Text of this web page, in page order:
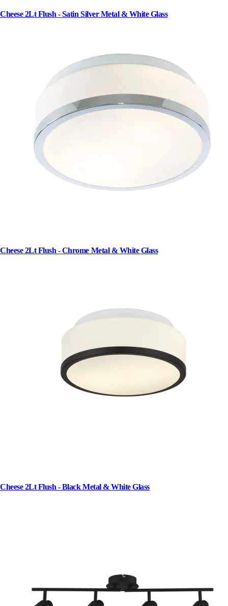
Cheese 2Lt Flush - Satin Silver Metal & White Glass
Cheese 2Lt Flush - Chrome Metal & White Glass
Cheese 2Lt Flush - Black Metal & White Glass